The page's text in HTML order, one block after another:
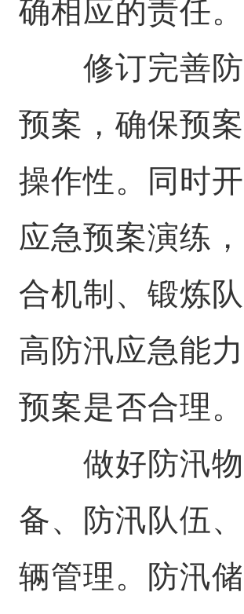
确相应的责任。
修订完善防
预案，确保预
操作性。同时
应急预案演练
合机制、锻炼
高防汛应急能
预案是否合理。
做好防汛物
备、防汛队伍
辆管理。防汛